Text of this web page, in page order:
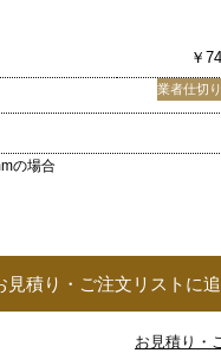
￥
業者仕切
の場合
見積り・ご注文リストに
お見積り・